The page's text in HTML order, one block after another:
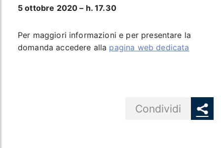
5 ottobre 2020 – h. 17.30
Per maggiori informazioni e per presentare la
domanda accedere alla pagina web dedicata
Condividi